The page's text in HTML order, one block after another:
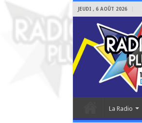
JEUDI , 6 AOÛT 2026
La Radio